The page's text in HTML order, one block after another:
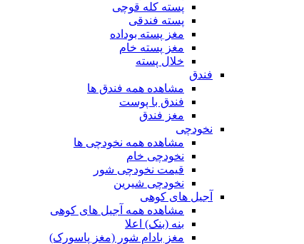
پسته کله قوچی
پسته فندقی
مغز پسته بوداده
مغز پسته خام
خلال پسته
فندق
مشاهده همه فندق ها
فندق با پوست
مغز فندق
نخودچی
مشاهده همه نخودچی ها
نخودچی خام
قیمت نخودچی شور
نخودچی شیرین
آجیل های کوهی
مشاهده همه آجیل های کوهی
بنه (بنک) اعلا
مغز بادام شور (مغز پاسورک)